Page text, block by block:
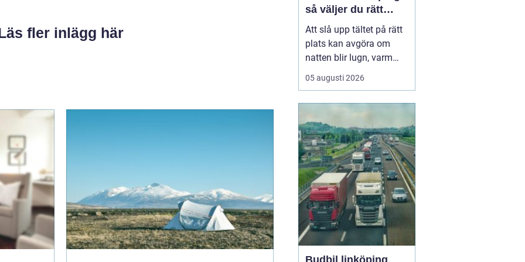
fler inlägg här
så väljer du rätt
plats
Att slå upp tältet på rätt
plats kan avgöra om
natten blir lugn, varm
och trivsam eller kall,
blöt och stökig. När fler
och skärmar
tältplatser enenkel väg
till lugn, n...
05 augusti 2026
Budbil linköping